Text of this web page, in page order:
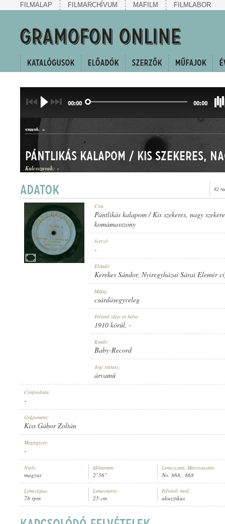
FILMALAP FILMARCHÍVUM MAFILM FILMLABOR
00:00 00:00
ELŐADÓ: KEREKES SÁNDOR,NYIREGYHÁZAI SÁRAI ELEMÉR
SZERZŐ: -
CSÁRDÁSEGYVELEG
1910 KÖRÜL
NO. 868.
Kulcsszavak: -
82
Cím:
Pántlikás kalapom / Kis szekeres, nagy
komámasszony
Szerző:
-
Előadó:
Kerekes Sándor, Nyiregyházai Sárai Elemér
Műfaj:
csárdásegyveleg
Felvétel ideje és helye:
1910 körül, -
Kiadó:
Baby-Record
Jogi státusz:
árvamű
Címfordítás:
-
Gyűjtemény:
Kiss Gábor Zoltán
Megjegyzés:
-
Nyelv:
magyar
Időtartam:
2' 56"
Lemezszám, Matricaszám:
No. 868., 868
Lemeztípus:
78 rpm
Lemezméret:
25 cm
Felvételi mód:
akusztikus